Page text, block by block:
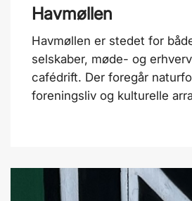
Havmøllen
Havmøllen er stedet for
selskaber, møde- og
cafédrift. Der foregår
foreningsliv og kulturelle